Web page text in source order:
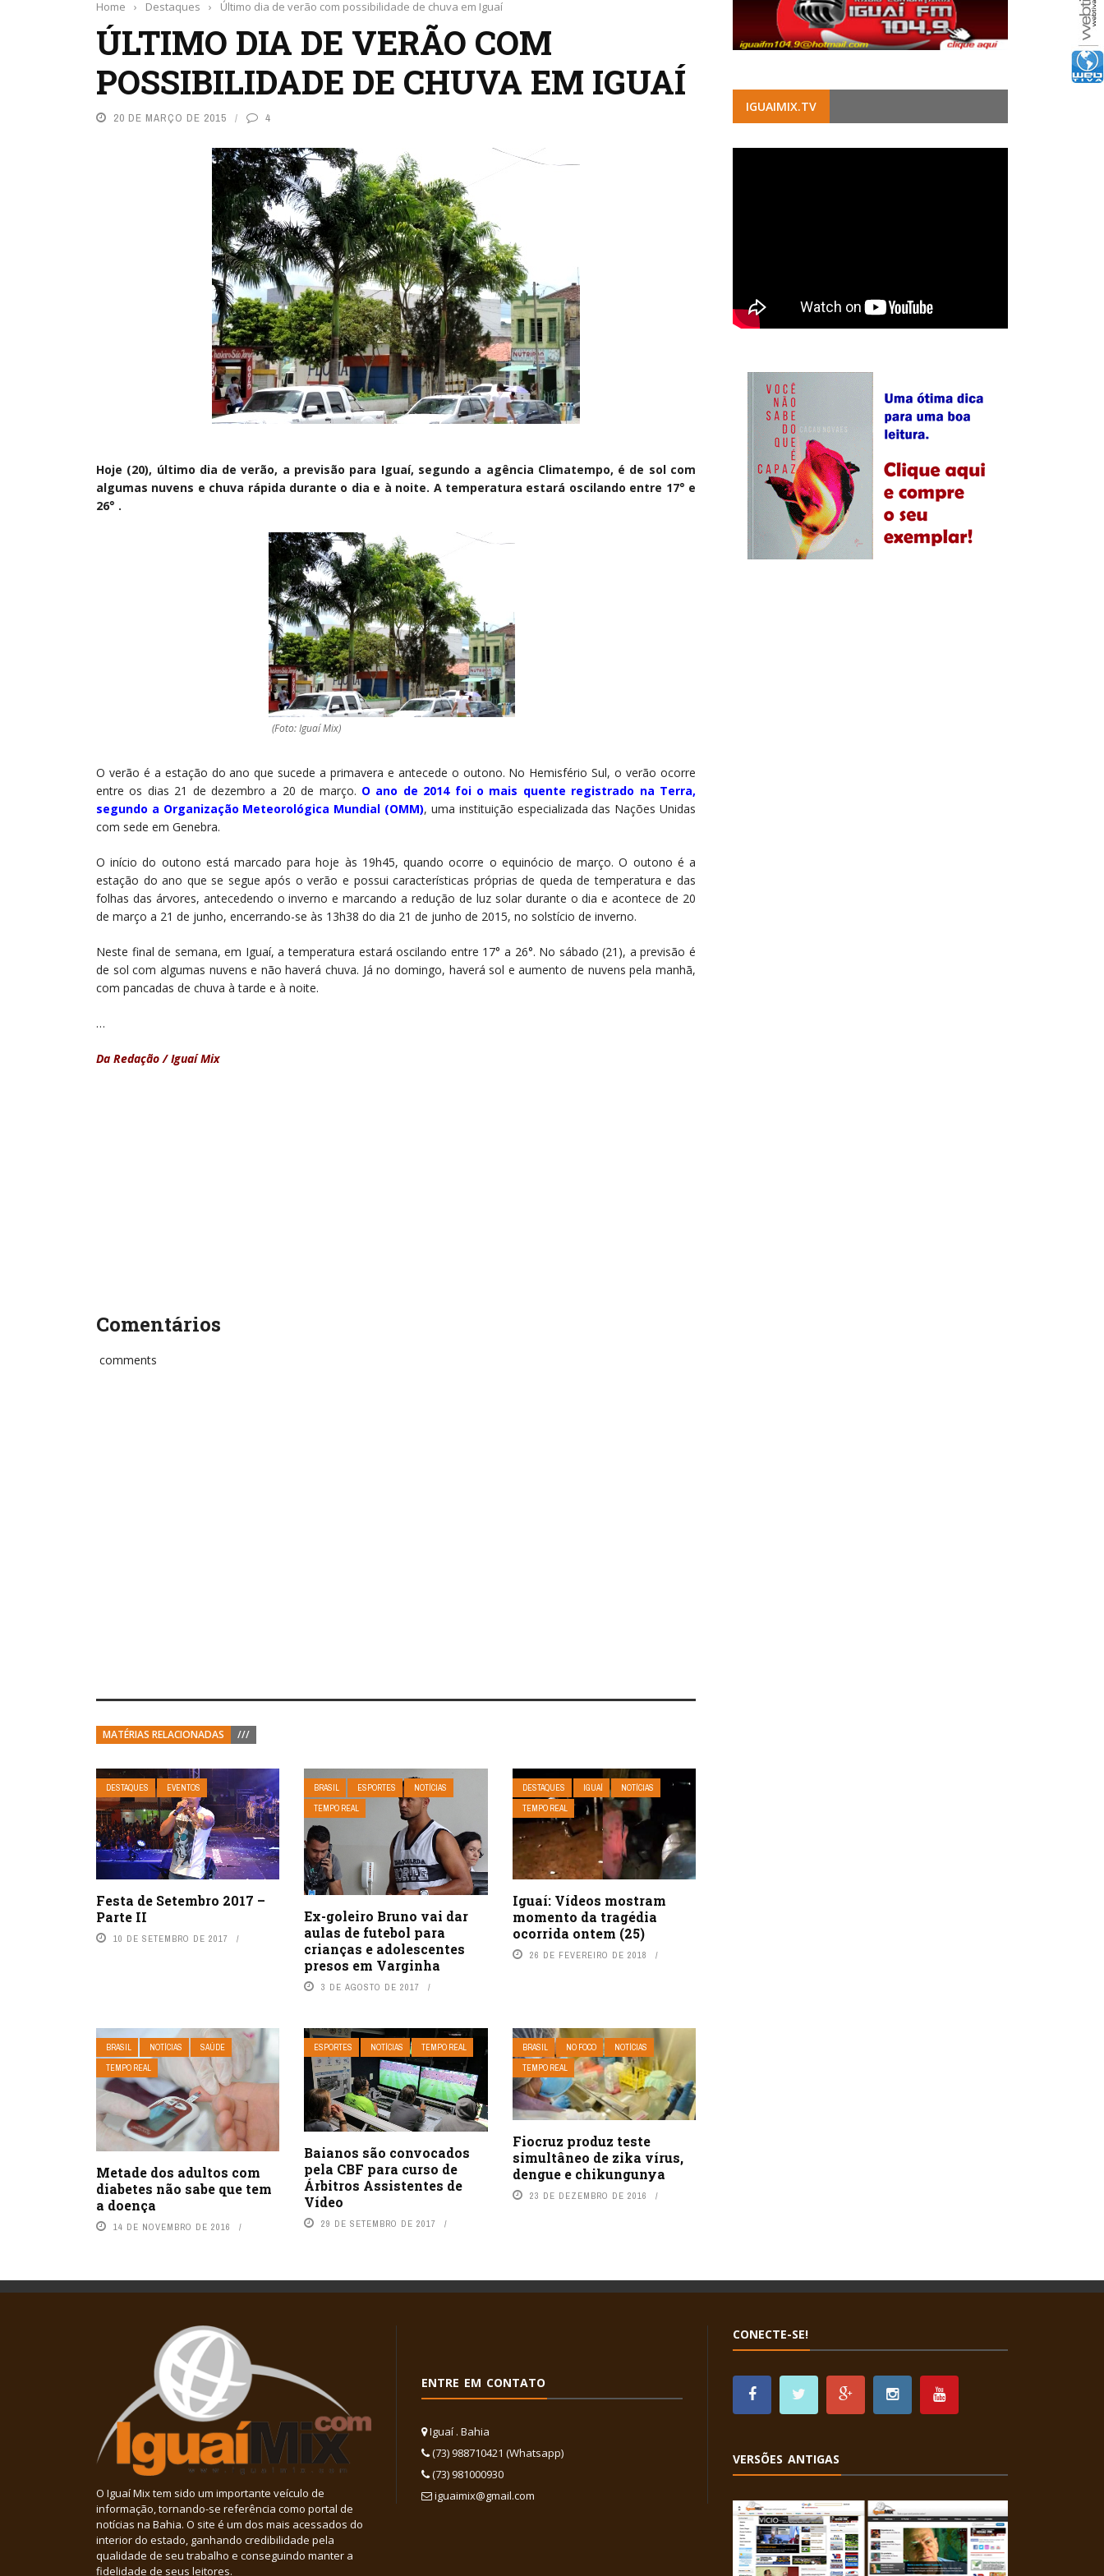
Home › Destaques › Último dia de verão com possibilidade de chuva em Iguaí
ÚLTIMO DIA DE VERÃO COM
POSSIBILIDADE DE CHUVA EM IGUAÍ
20 DE MARÇO DE 2015 4
Hoje (20), último dia de verão, a previsão para Iguaí, segundo a agência Climatempo, é de sol com
algumas nuvens e chuva rápida durante o dia e à noite. A temperatura estará oscilando entre 17° e
26° .
(Foto: Iguaí Mix)
O verão é a estação do ano que sucede a primavera e antecede o outono. No Hemisfério Sul, o verão ocorre
entre os dias 21 de dezembro a 20 de março. O ano de 2014 foi o mais quente registrado na Terra,
segundo a Organização Meteorológica Mundial (OMM), uma instituição especializada das Nações Unidas
com sede em Genebra.
O início do outono está marcado para hoje às 19h45, quando ocorre o equinócio de março. O outono é a
estação do ano que se segue após o verão e possui características próprias de queda de temperatura e das
folhas das árvores, antecedendo o inverno e marcando a redução de luz solar durante o dia e acontece de 20
de março a 21 de junho, encerrando-se às 13h38 do dia 21 de junho de 2015, no solstício de inverno.
Neste final de semana, em Iguaí, a temperatura estará oscilando entre 17° a 26°. No sábado (21), a previsão é
de sol com algumas nuvens e não haverá chuva. Já no domingo, haverá sol e aumento de nuvens pela manhã,
com pancadas de chuva à tarde e à noite.
…
Da Redação / Iguaí Mix
Comentários
comments
MATÉRIAS RELACIONADAS ///
DESTAQUES EVENTOS
Festa de Setembro 2017 –
Parte II
10 DE SETEMBRO DE 2017
BRASIL ESPORTES
NOTÍCIAS
TEMPO REAL
Ex-goleiro Bruno vai dar
aulas de futebol para
crianças e adolescentes
presos em Varginha
3 DE AGOSTO DE 2017
DESTAQUES IGUAÍ
NOTÍCIAS
TEMPO REAL
Iguaí: Vídeos mostram
momento da tragédia
ocorrida ontem (25)
26 DE FEVEREIRO DE 2018
BRASIL NOTÍCIAS
SAÚDE
TEMPO REAL
Metade dos adultos com
diabetes não sabe que tem
a doença
14 DE NOVEMBRO DE 2016
ESPORTES NOTÍCIAS TEMPO REAL
Baianos são convocados
pela CBF para curso de
Árbitros Assistentes de
Vídeo
29 DE SETEMBRO DE 2017
BRASIL NO FOCO
NOTÍCIAS
TEMPO REAL
Fiocruz produz teste
simultâneo de zika vírus,
dengue e chikungunya
23 DE DEZEMBRO DE 2016
IGUAIMIX.TV
O Iguaí Mix tem sido um importante veículo de
informação, tornando-se referência como portal de
notícias na Bahia. O site é um dos mais acessados do
interior do estado, ganhando credibilidade pela
qualidade de seu trabalho e conseguindo manter a
fidelidade de seus leitores.
ENTRE EM CONTATO
Iguaí . Bahia
(73) 988710421 (Whatsapp)
(73) 981000930
iguaimix@gmail.com
CONECTE-SE!
VERSÕES ANTIGAS